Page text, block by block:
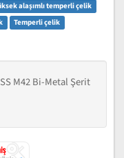
alaşımlı temperli çelik
Temperli çelik
M42 Bi-Metal Şerit